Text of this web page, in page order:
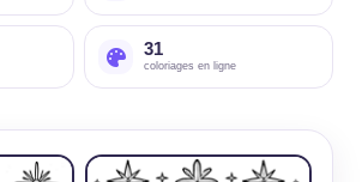
31
coloriages en ligne